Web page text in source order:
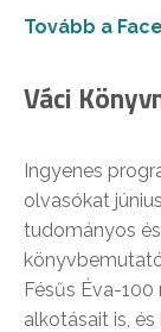
Tovább a
Váci
Ingyenes
olvasókat
tudományos
Fésűs Éva-
alkotásait is,